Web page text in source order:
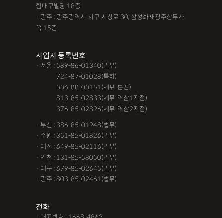
험대구빌딩 18층
· 광주 : 광주광역시 서구 시청로 30, 삼성화재광주상무사
옥 15층
사업자 등록번호
· 서울 : 589-86-01340(법무)
724-87-01028(특허)
336-88-03151(세무-본점)
813-85-02833(세무-역삼1지점)
376-85-02896(세무-역삼2지점)
· 부산 : 386-85-01948(법무)
· 수원 : 351-85-01826(법무)
· 대전 : 649-85-02116(법무)
· 인천 : 131-85-58050(법무)
· 대구 : 679-85-02645(법무)
· 광주 : 803-85-02461(법무)
전화